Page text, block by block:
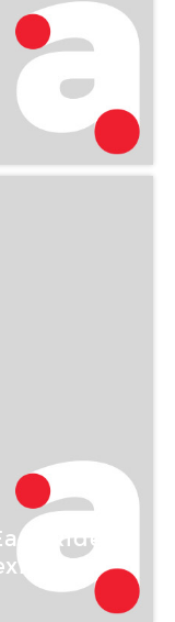
Rider